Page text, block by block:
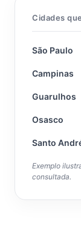
Cidades
São Paulo
Campinas
Guarulhos
Osasco
Santo
Exemplo
consultada.